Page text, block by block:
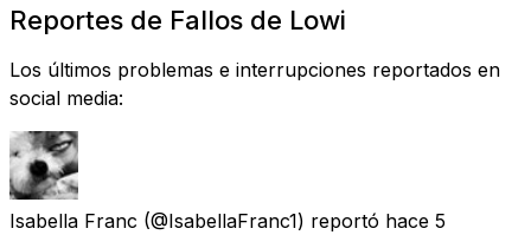
Reportes de Fallos de Lowi
Los últimos problemas e interrupciones reportados en
social media:
Isabella Franc (@IsabellaFranc1) reportó hace 5